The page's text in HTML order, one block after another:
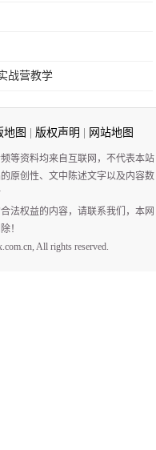
战营教学
地图 版权声明 网站地图
等资料均来自互联网，不代表本站
原创性、文中陈述文字以及内容数
法权益的内容，请联系我们，本网
！
All rights reserved.